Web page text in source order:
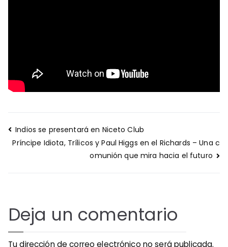
Navegación
de
Indios se presentará en Niceto Club
Príncipe Idiota, Trílicos y Paul Higgs en el Richards – Una c
omunión que mira hacia el futuro
Deja un comentario
Tu dirección de correo electrónico no será publicada.